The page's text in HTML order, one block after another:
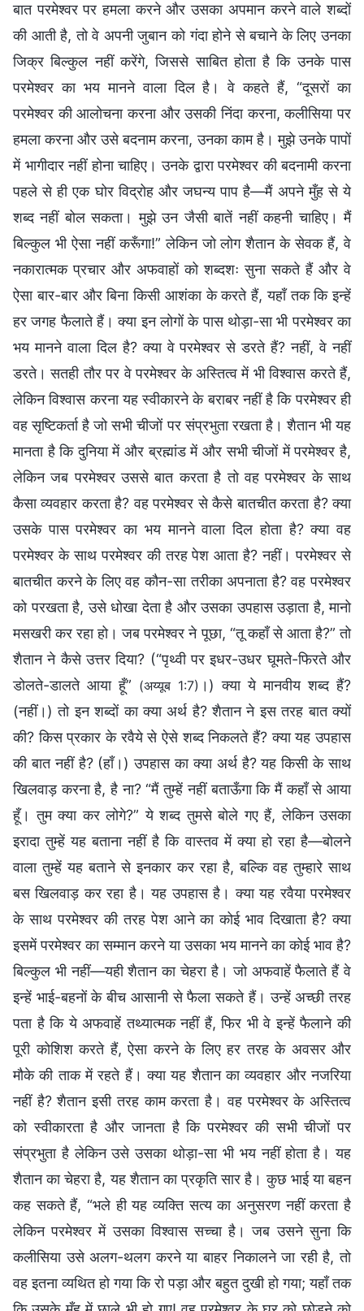
बात परमेश्वर पर हमला करने और उसका अपमान करने वाले शब्दों
की आती है, तो वे अपनी जुबान को गंदा होने से बचाने के लिए उनका
जिक्र बिल्कुल नहीं करेंगे, जिससे साबित होता है कि उनके पास
परमेश्वर का भय मानने वाला दिल है। वे कहते हैं, “दूसरों का
परमेश्वर की आलोचना करना और उसकी निंदा करना, कलीसिया पर
हमला करना और उसे बदनाम करना, उनका काम है। मुझे उनके पापों
में भागीदार नहीं होना चाहिए। उनके द्वारा परमेश्वर की बदनामी करना
पहले से ही एक घोर विद्रोह और जघन्य पाप है—मैं अपने मुँह से ये
शब्द नहीं बोल सकता। मुझे उन जैसी बातें नहीं कहनी चाहिए। मैं
बिल्कुल भी ऐसा नहीं करूँगा!” लेकिन जो लोग शैतान के सेवक हैं, वे
नकारात्मक प्रचार और अफवाहों को शब्दशः सुना सकते हैं और वे
ऐसा बार-बार और बिना किसी आशंका के करते हैं, यहाँ तक कि इन्हें
हर जगह फैलाते हैं। क्या इन लोगों के पास थोड़ा-सा भी परमेश्वर का
भय मानने वाला दिल है? क्या वे परमेश्वर से डरते हैं? नहीं, वे नहीं
डरते। सतही तौर पर वे परमेश्वर के अस्तित्व में भी विश्वास करते हैं,
लेकिन विश्वास करना यह स्वीकारने के बराबर नहीं है कि परमेश्वर ही
वह सृष्टिकर्ता है जो सभी चीजों पर संप्रभुता रखता है। शैतान भी यह
मानता है कि दुनिया में और ब्रह्मांड में और सभी चीजों में परमेश्वर है,
लेकिन जब परमेश्वर उससे बात करता है तो वह परमेश्वर के साथ
कैसा व्यवहार करता है? वह परमेश्वर से कैसे बातचीत करता है? क्या
उसके पास परमेश्वर का भय मानने वाला दिल होता है? क्या वह
परमेश्वर के साथ परमेश्वर की तरह पेश आता है? नहीं। परमेश्वर से
बातचीत करने के लिए वह कौन-सा तरीका अपनाता है? वह परमेश्वर
को परखता है, उसे धोखा देता है और उसका उपहास उड़ाता है, मानो
मसखरी कर रहा हो। जब परमेश्वर ने पूछा, “तू कहाँ से आता है?” तो
शैतान ने कैसे उत्तर दिया? (“पृथ्वी पर इधर-उधर घूमते-फिरते और
डोलते-डालते आया हूँ” (अय्यूब 1:7) ।) क्या ये मानवीय शब्द हैं?
(नहीं।) तो इन शब्दों का क्या अर्थ है? शैतान ने इस तरह बात क्यों
की? किस प्रकार के रवैये से ऐसे शब्द निकलते हैं? क्या यह उपहास
की बात नहीं है? (हाँ।) उपहास का क्या अर्थ है? यह किसी के साथ
खिलवाड़ करना है, है ना? “मैं तुम्हें नहीं बताऊँगा कि मैं कहाँ से आया
हूँ। तुम क्या कर लोगे?” ये शब्द तुमसे बोले गए हैं, लेकिन उसका
इरादा तुम्हें यह बताना नहीं है कि वास्तव में क्या हो रहा है—बोलने
वाला तुम्हें यह बताने से इनकार कर रहा है, बल्कि वह तुम्हारे साथ
बस खिलवाड़ कर रहा है। यह उपहास है। क्या यह रवैया परमेश्वर
के साथ परमेश्वर की तरह पेश आने का कोई भाव दिखाता है? क्या
इसमें परमेश्वर का सम्मान करने या उसका भय मानने का कोई भाव है?
बिल्कुल भी नहीं—यही शैतान का चेहरा है। जो अफवाहें फैलाते हैं वे
इन्हें भाई-बहनों के बीच आसानी से फैला सकते हैं। उन्हें अच्छी तरह
पता है कि ये अफवाहें तथ्यात्मक नहीं हैं, फिर भी वे इन्हें फैलाने की
पूरी कोशिश करते हैं, ऐसा करने के लिए हर तरह के अवसर और
मौके की ताक में रहते हैं। क्या यह शैतान का व्यवहार और नजरिया
नहीं है? शैतान इसी तरह काम करता है। वह परमेश्वर के अस्तित्व
को स्वीकारता है और जानता है कि परमेश्वर की सभी चीजों पर
संप्रभुता है लेकिन उसे उसका थोड़ा-सा भी भय नहीं होता है। यह
शैतान का चेहरा है, यह शैतान का प्रकृति सार है। कुछ भाई या बहन
कह सकते हैं, “भले ही यह व्यक्ति सत्य का अनुसरण नहीं करता है
लेकिन परमेश्वर में उसका विश्वास सच्चा है। जब उसने सुना कि
कलीसिया उसे अलग-थलग करने या बाहर निकालने जा रही है, तो
वह इतना व्यथित हो गया कि रो पड़ा और बहुत दुखी हो गया; यहाँ तक